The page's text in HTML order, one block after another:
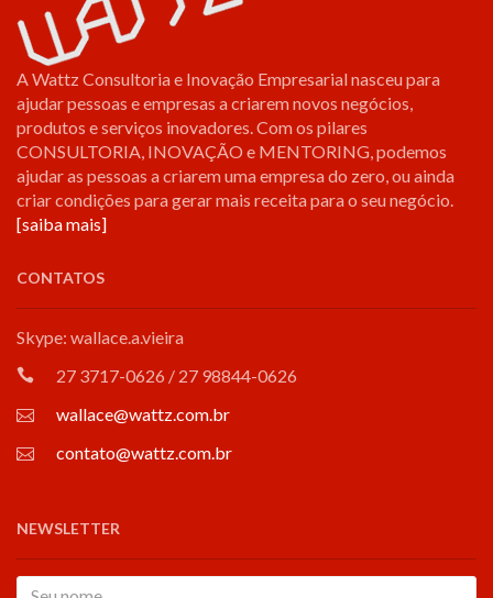
A Wattz Consultoria e Inovação Empresarial nasceu para
ajudar pessoas e empresas a criarem novos negócios,
produtos e serviços inovadores. Com os pilares
CONSULTORIA, INOVAÇÃO e MENTORING, podemos
ajudar as pessoas a criarem uma empresa do zero, ou ainda
criar condições para gerar mais receita para o seu negócio.
[saiba mais]
CONTATOS
Skype: wallace.a.vieira
27 3717-0626 / 27 98844-0626
wallace@wattz.com.br
contato@wattz.com.br
NEWSLETTER